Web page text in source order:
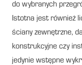
do wybranych
Istotna jest również
ściany zewnętrzne,
konstrukcyjne czy
jedynie wstępne